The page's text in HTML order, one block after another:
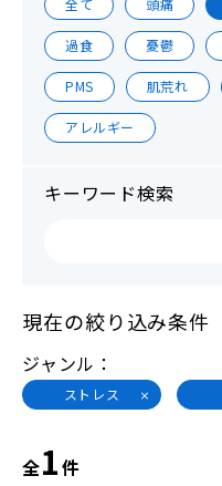
全て 頭痛
過食 憂鬱
PMS 肌荒れ
アレルギー
キーワード検索
現在の絞り込み条件
ジャンル
ストレス
全1件